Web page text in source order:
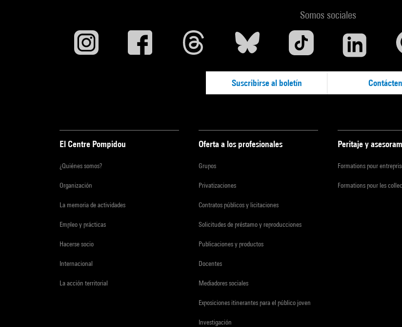
Somos sociales
Suscribirse al boletín
El Centre Pompidou
¿Quiénes somos?
Organización
La memoria de actividades
Empleo y prácticas
Hacerse socio
Internacional
La acción territorial
Oferta a los profesionales
Grupos
Privatizaciones
Contratos públicos y licitaciones
Solicitudes de préstamo y reproducciones
Publicaciones y productos
Docentes
Mediadores sociales
Exposiciones itinerantes para el público joven
Investigación
Peritaje y
Formations pour
Formations pour les